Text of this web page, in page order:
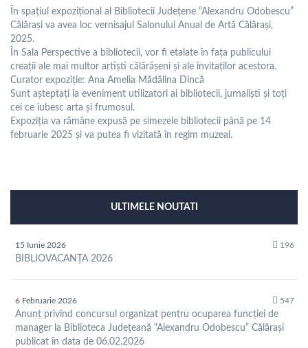
În spațiul expozițional al Bibliotecii Județene “Alexandru Odobescu”
Călărași va avea loc vernisajul Salonului Anual de Artă Călărași,
2025.
În Sala Perspective a bibliotecii, vor fi etalate în fața publicului
creații ale mai multor artiști călărășeni și ale invitaților acestora.
Curator expoziție: Ana Amelia Mădălina Dincă
Sunt așteptați la eveniment utilizatori ai bibliotecii, jurnaliști și toți
cei ce iubesc arta și frumosul.
Expoziția va rămâne expusă pe simezele bibliotecii până pe 14
februarie 2025 și va putea fi vizitată în regim muzeal.
ULTIMELE NOUTATI
15 Iunie 2026 196
BIBLIOVACANȚA 2026
6 Februarie 2026 547
Anunț privind concursul organizat pentru ocuparea funcției de
manager la Biblioteca Județeană “Alexandru Odobescu” Călărași
publicat în data de 06.02.2026